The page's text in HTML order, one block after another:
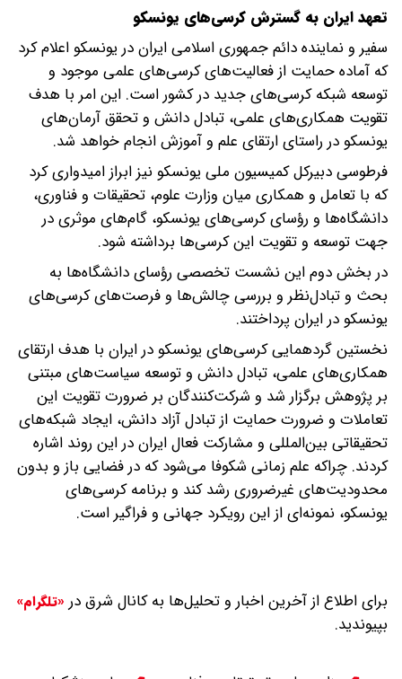
تعهد ایران به گسترش کرسی‌های یونسکو
سفیر و نماینده دائم جمهوری اسلامی ایران در یونسکو اعلام کرد
که آماده حمایت از فعالیت‌های کرسی‌های علمی موجود و
توسعه شبکه کرسی‌های جدید در کشور است. این امر با هدف
تقویت همکاری‌های علمی، تبادل دانش و تحقق آرمان‌های
یونسکو در راستای ارتقای علم و آموزش انجام خواهد شد.
فرطوسی دبیرکل کمیسیون ملی یونسکو نیز ابراز امیدواری کرد
که با تعامل و همکاری میان وزارت علوم، تحقیقات و فناوری،
دانشگاه‌ها و رؤسای کرسی‌های یونسکو، گام‌های موثری در
جهت توسعه و تقویت این کرسی‌ها برداشته شود.
در بخش دوم این نشست تخصصی رؤسای دانشگاه‌ها به
بحث و تبادل‌نظر و بررسی چالش‌ها و فرصت‌های کرسی‌های
یونسکو در ایران پرداختند.
نخستین گردهمایی کرسی‌های یونسکو در ایران با هدف ارتقای
همکاری‌های علمی، تبادل دانش و توسعه سیاست‌های مبتنی
بر پژوهش برگزار شد و شرکت‌کنندگان بر ضرورت تقویت این
تعاملات و ضرورت حمایت از تبادل آزاد دانش، ایجاد شبکه‌های
تحقیقاتی بین‌المللی و مشارکت فعال ایران در این روند اشاره
کردند. چراکه علم زمانی شکوفا می‌شود که در فضایی باز و بدون
محدودیت‌های غیرضروری رشد کند و برنامه کرسی‌های
یونسکو، نمونه‌ای از این رویکرد جهانی و فراگیر است.
برای اطلاع از آخرین اخبار و تحلیل‌ها به کانال شرق در «تلگرام»
بپیوندید.